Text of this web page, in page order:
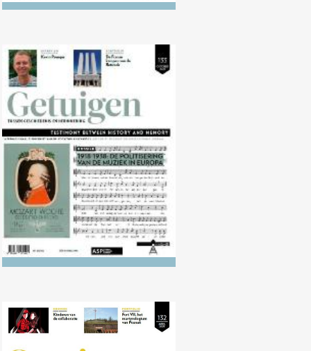
Nr. 133 (10/2021) 1918-1938: De
politisering van de muziek in
Europa